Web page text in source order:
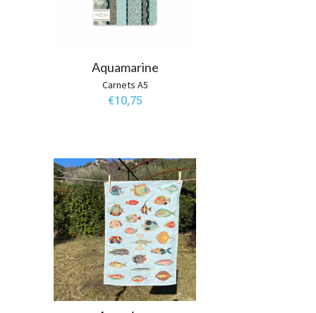
Aquamarine
Carnets A5
€10,75